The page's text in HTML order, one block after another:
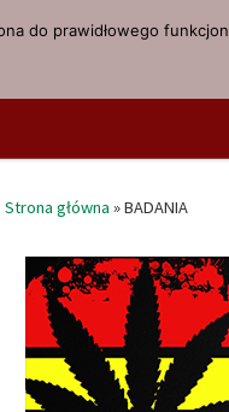
Strona główna »BADANIA
do prawidłowego